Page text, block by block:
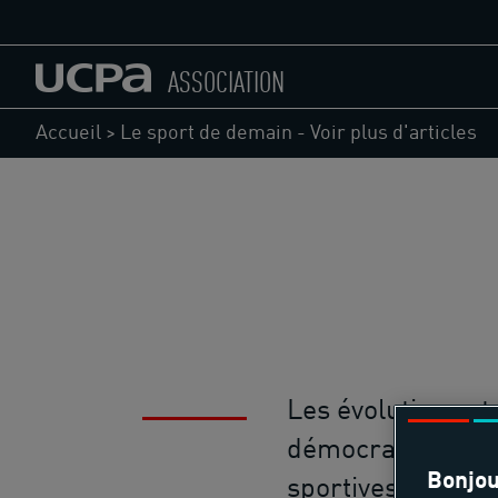
ASSOCIATION
Accueil > Le sport de demain - Voir plus d'articles
Les évolutions et
démocratisation
sportives sont